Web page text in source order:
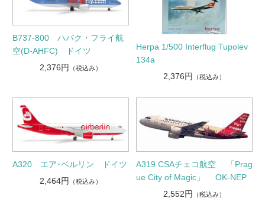
B737-800 ハバク・フライ航
空(D-AHFC) ドイツ
2,376円
（税込み）
Herpa 1/500 Interflug Tupolev
134a
2,376円
（税込み）
A320 エア･ベルリン ドイツ
2,464円
（税込み）
A319 CSAチェコ航空 「Prag
ue City of Magic」 OK-NEP
2,552円
（税込み）